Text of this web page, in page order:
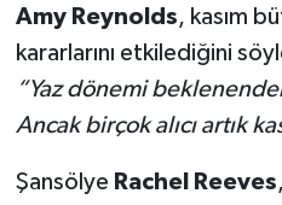
Amy Reynolds, kasım
kararlarını etkilediğini
“Yaz dönemi
Ancak birçok alıcı artık
Şansölye Rachel Reeves